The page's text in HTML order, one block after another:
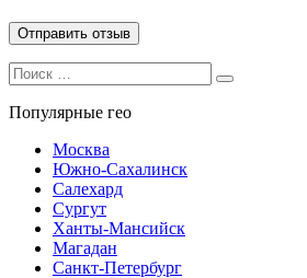
Search
for:
Search
Популярные гео
Москва
Южно-Сахалинск
Салехард
Сургут
Ханты-Мансийск
Магадан
Санкт-Петербург